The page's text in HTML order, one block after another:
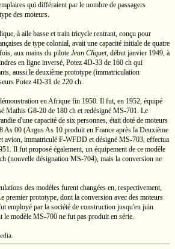
qui différaient par le nombre de passagers
des moteurs.
à aile basse et train tricycle rentrant, conçu pour
de type colonial, avait une capacité initiale de quatre
aux mains du pilote Jean Cliquet, début janvier 1949, à
en ligne inversé, Potez 4D-33 de 160 ch qui
aussi le deuxième prototype (immatriculation
Potez 4D-31 de 220 ch.
en Afrique fin 1950. Il fut, en 1952, équipé
Mathis G8-20 de 180 ch et redésigné MS-701. Le
d'une capacité de six personnes, était doté de moteurs
8 As 00 (ArgusAs 10 produit en France après la Deuxième
avion, immatriculé F-WFDD et désigné MS-703, effectua
Il fut proposé également, un équipement de ce modèle
(nouvelle désignation MS-704), mais la conversion ne
des modèles furent changées en, respectivement,
premier prototype, dont la conversion avec des moteurs
employé par la société de construction jusqu'en juin
le modèle MS-700 ne fut pas produit en série.